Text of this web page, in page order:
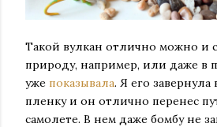
Такой вулкан отлично можно и
природу, например, или даже в
уже показывала. Я его завернула
пленку и он отлично перенес
самолете. В нем даже бомбу не